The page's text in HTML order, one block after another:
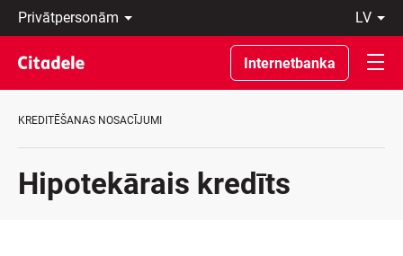
Privātpersonām
Uzņēmumiem
Private
Banking
Par
C
lv
Latviski
По-
русски
In
Internetbanka
KREDITĒŠANAS NOSACĪJUMI
Hipotekārais kredīts